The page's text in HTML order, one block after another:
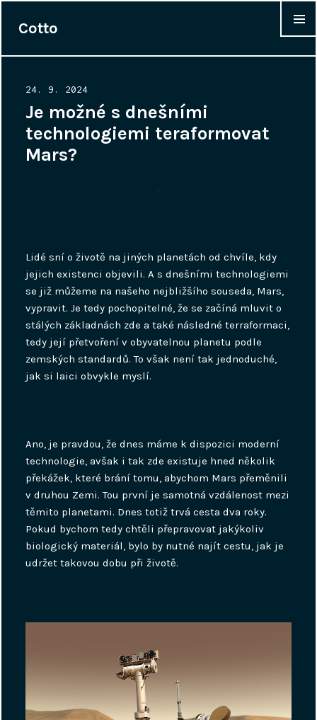
Cotto
Posted
on
24. 9. 2024
Je možné s dnešními
technologiemi teraformovat
Mars?
Lidé sní o životě na jiných planetách od chvíle, kdy
jejich existenci objevili. A s dnešními technologiemi
se již můžeme na našeho nejbližšího souseda, Mars,
vypravit. Je tedy pochopitelné, že se začíná mluvit o
stálých základnách zde a také následné terraformaci,
tedy její přetvoření v obyvatelnou planetu podle
zemských standardů. To však není tak jednoduché,
jak si laici obvykle myslí.
Ano, je pravdou, že dnes máme k dispozici moderní
technologie, avšak i tak zde existuje hned několik
překážek, které brání tomu, abychom Mars přeměnili
v druhou Zemi. Tou první je samotná vzdálenost mezi
těmito planetami. Dnes totiž trvá cesta dva roky.
Pokud bychom tedy chtěli přepravovat jakýkoliv
biologický materiál, bylo by nutné najít cestu, jak je
udržet takovou dobu při životě.